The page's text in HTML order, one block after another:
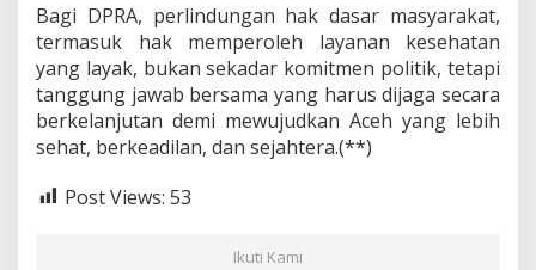
Bagi DPRA, perlindungan hak dasar masyarakat,
termasuk hak memperoleh layanan kesehatan
yang layak, bukan sekadar komitmen politik, tetapi
tanggung jawab bersama yang harus dijaga secara
berkelanjutan demi mewujudkan Aceh yang lebih
sehat, berkeadilan, dan sejahtera.(**)
Post Views: 53
Ikuti Kami